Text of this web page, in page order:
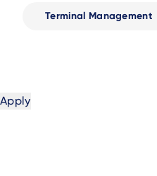
Terminal Management